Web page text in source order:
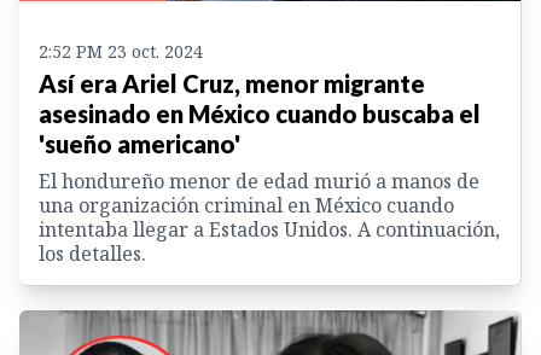
2:52 PM 23 oct. 2024
Así era Ariel Cruz, menor migrante
asesinado en México cuando buscaba el
'sueño americano'
El hondureño menor de edad murió a manos de
una organización criminal en México cuando
intentaba llegar a Estados Unidos. A continuación,
los detalles.